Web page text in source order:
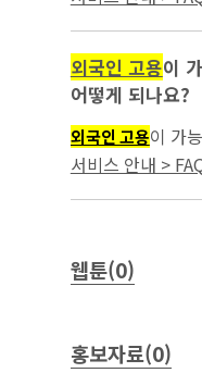
외국인 고용이
어떻게 되나요?
외국인 고용이 가
게 되나요?...
서비스 안내 >
웹툰(0)
홍보자료(0)